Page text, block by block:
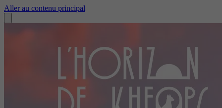
Aller au contenu principal